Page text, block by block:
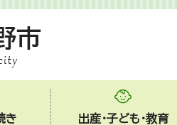
き 出産・子ども・教育